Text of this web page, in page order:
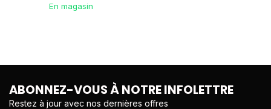
En magasin
ABONNEZ-VOUS À NOTRE INFOLETTRE
Restez à jour avec nos dernières offres